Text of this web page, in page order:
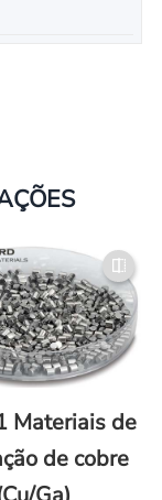
Materiais de
de cobre